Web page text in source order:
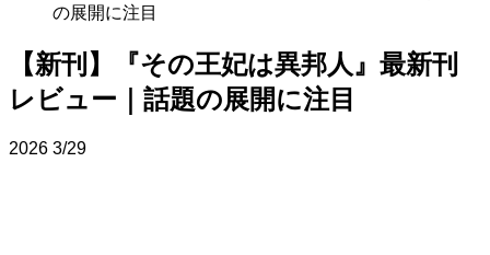
の展開に注目
【新刊】『その王妃は異邦人』最新刊
レビュー｜話題の展開に注目
2026 3/29